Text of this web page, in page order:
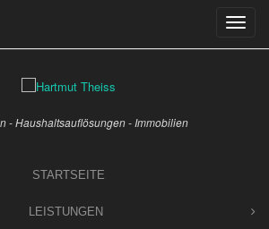
- Haushaltsauflösungen - Immobilien
STARTSEITE
LEISTUNGEN